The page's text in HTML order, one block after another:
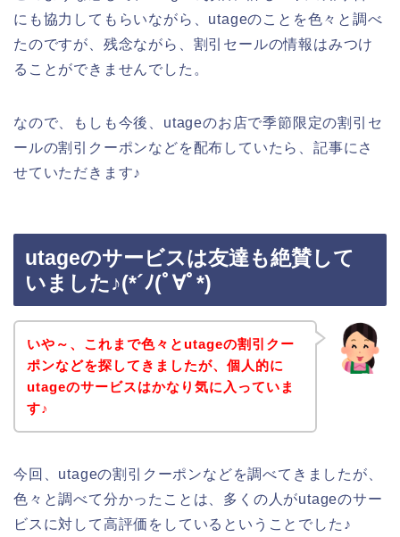
にも協力してもらいながら、utageのことを色々と調べ
たのですが、残念ながら、割引セールの情報はみつけ
ることができませんでした。
なので、もしも今後、utageのお店で季節限定の割引セ
ールの割引クーポンなどを配布していたら、記事にさ
せていただきます♪
utageのサービスは友達も絶賛して
いました♪(*´ﾉ(ﾟ∀ﾟ*)
いや～、これまで色々とutageの割引クー
ポンなどを探してきましたが、個人的に
utageのサービスはかなり気に入っていま
す♪
今回、utageの割引クーポンなどを調べてきましたが、
色々と調べて分かったことは、多くの人がutageのサー
ビスに対して高評価をしているということでした♪